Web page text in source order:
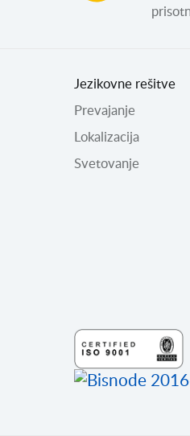
Jezikovne rešitve
Prevajanje
Lokalizacija
Svetovanje